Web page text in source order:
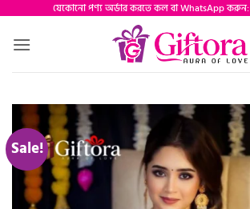
content
যেকোনো পণ্য অর্ডার করতে কল বা WhatsApp করুন:
Sale!